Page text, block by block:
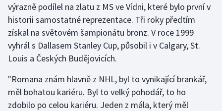
výrazně podílel na zlatu z MS ve Vídni, které bylo první v
historii samostatné reprezentace. Tři roky předtím
získal na světovém šampionátu bronz. V roce 1999
vyhrál s Dallasem Stanley Cup, působil i v Calgary, St.
Louis a Českých Budějovicích.
"Romana znám hlavně z NHL, byl to vynikající brankář,
měl bohatou kariéru. Byl to velký pohodář, to ho
zdobilo po celou kariéru. Jeden z mála, který měl